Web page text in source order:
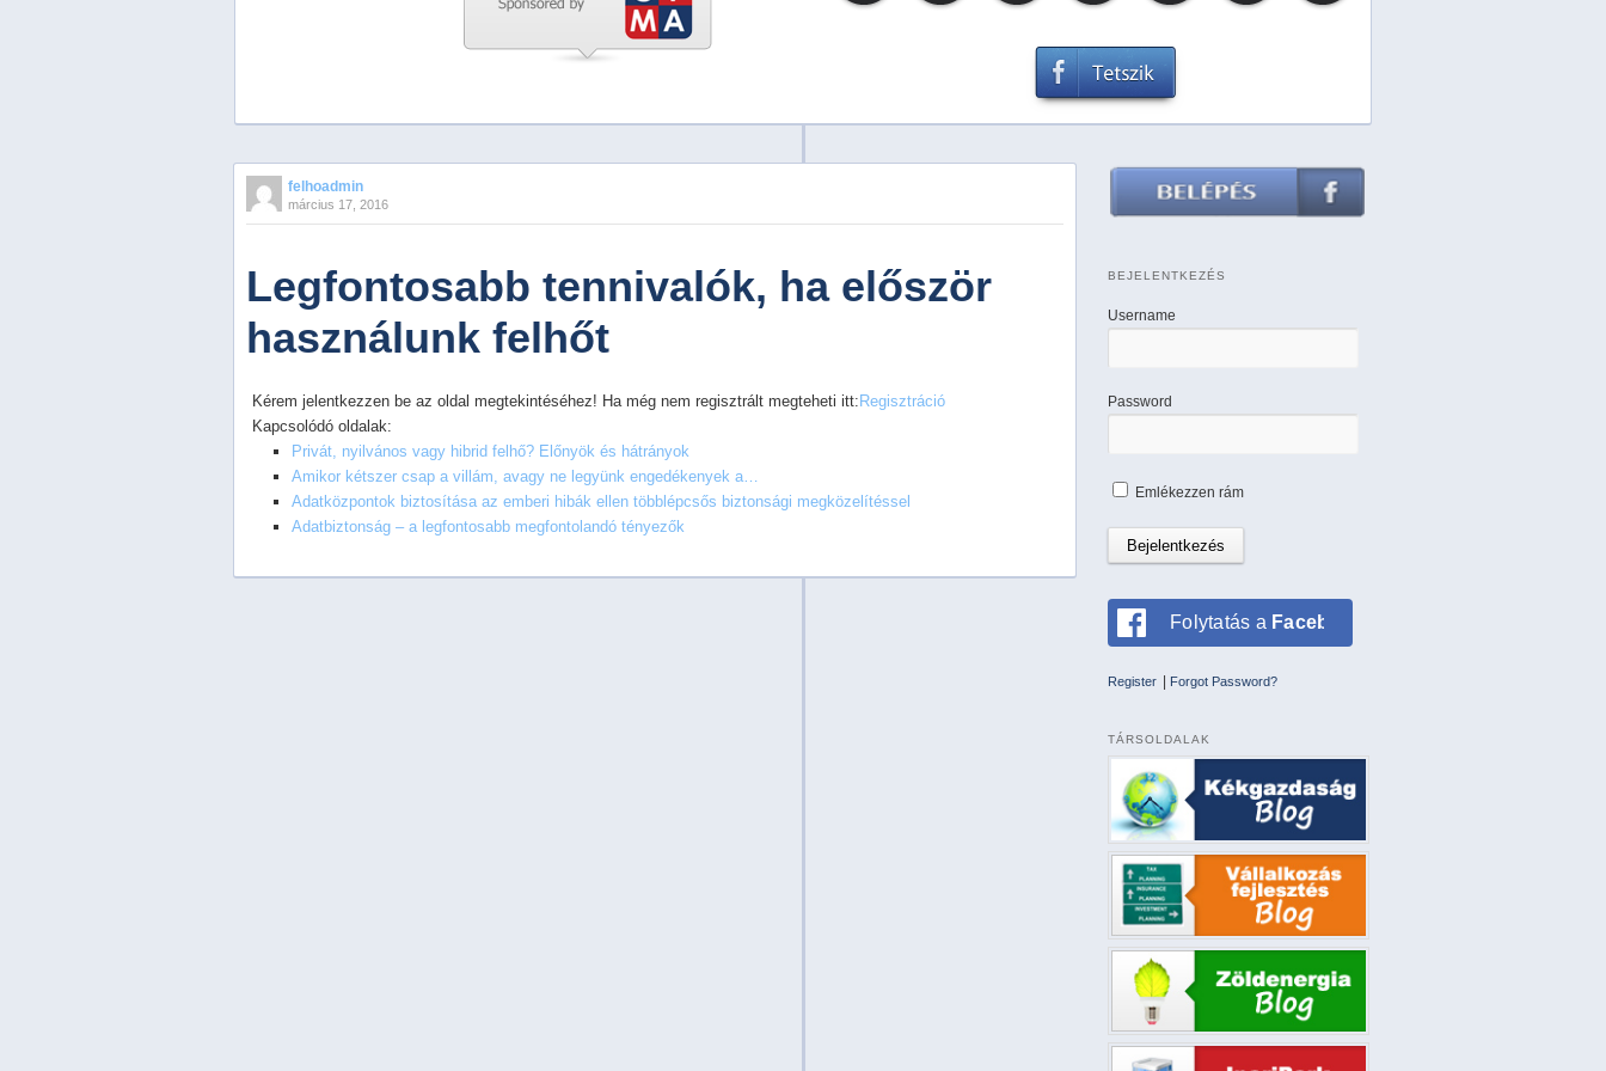
PreviousNextStop
2
5
felhoadmin
március 17, 2016
Legfontosabb tennivalók, ha először
használunk felhőt
Kérem jelentkezzen be az oldal megtekintéséhez! Ha még nem regisztrált megteheti itt:Regisztráció
Kapcsolódó oldalak:
Privát, nyilvános vagy hibrid felhő? Előnyök és hátrányok
Amikor kétszer csap a villám, avagy ne legyünk engedékenyek a…
Adatközpontok biztosítása az emberi hibák ellen többlépcsős biztonsági megközelítéssel
Adatbiztonság – a legfontosabb megfontolandó tényezők
BEJELENTKEZÉS
Username
Password
Emlékezzen rám
Folytatás a Facebookkal
Register Forgot Password?
TÁRSOLDALAK